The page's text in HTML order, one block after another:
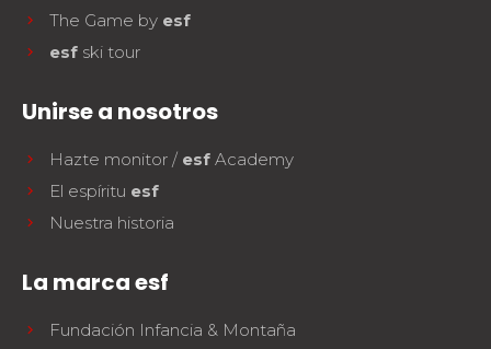
The Game by esf
esf ski tour
Unirse a nosotros
Hazte monitor / esf Academy
El espíritu esf
Nuestra historia
La marca esf
Fundación Infancia & Montaña